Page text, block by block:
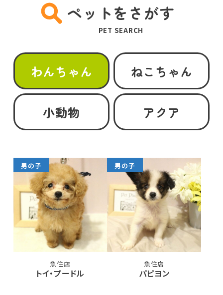
ペットをさがす
PET SEARCH
わんちゃん ねこちゃん
小動物 アクア
男の子
魚住店
トイ・プードル
男の子
魚住店
パピヨン